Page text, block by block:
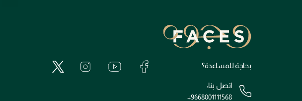
بحاجة للمساعدة؟
اتصل بنا:
+9668001111568